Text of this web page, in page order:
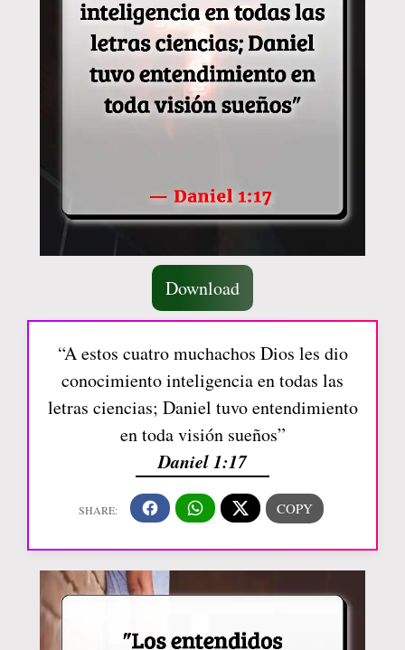
Download
“A estos cuatro muchachos Dios les dio
conocimiento inteligencia en todas las
letras ciencias; Daniel tuvo entendimiento
en toda visión sueños”
Daniel 1:17